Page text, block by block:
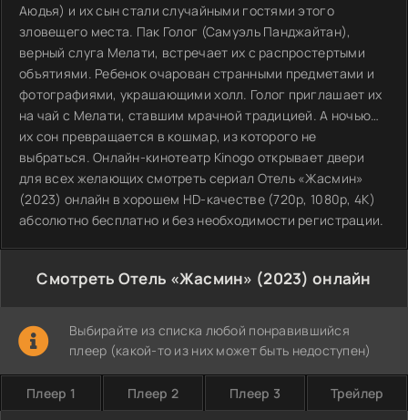
Аюдья) и их сын стали случайными гостями этого
зловещего места. Пак Голог (Самуэль Панджайтан),
верный слуга Мелати, встречает их с распростертыми
объятиями. Ребенок очарован странными предметами и
фотографиями, украшающими холл. Голог приглашает их
на чай с Мелати, ставшим мрачной традицией. А ночью…
их сон превращается в кошмар, из которого не
выбраться. Онлайн-кинотеатр Kinogo открывает двери
для всех желающих смотреть сериал Отель «Жасмин»
(2023) онлайн в хорошем HD-качестве (720p, 1080p, 4K)
абсолютно бесплатно и без необходимости регистрации.
Смотреть Отель «Жасмин» (2023) онлайн
Выбирайте из списка любой понравившийся
плеер (какой-то из них может быть недоступен)
Плеер 1 Плеер 2 Плеер 3 Трейлер